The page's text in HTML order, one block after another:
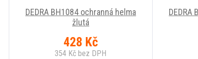
DEDRA BH1084 ochranná helma
žlutá
428 Kč
354 Kč bez DPH
DEDRA